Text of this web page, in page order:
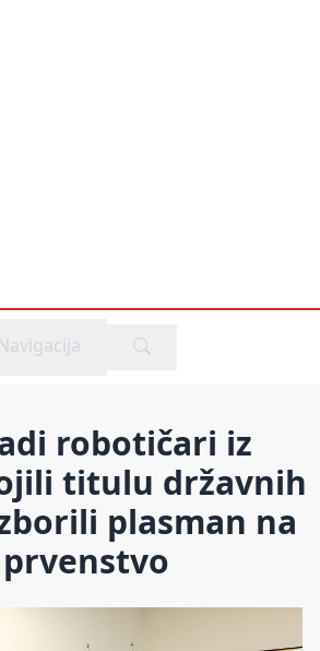
menu
Navigacija
robotičari iz
titulu državnih
plasman na